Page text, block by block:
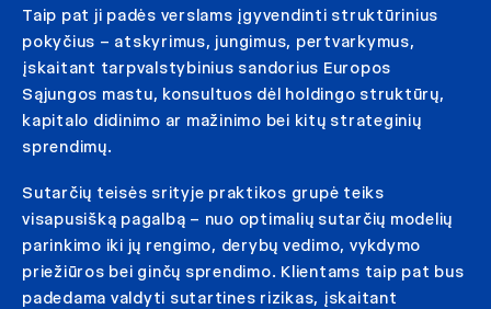
Taip pat ji padės verslams įgyvendinti struktūrinius
pokyčius – atskyrimus, jungimus, pertvarkymus,
įskaitant tarpvalstybinius sandorius Europos
Sąjungos mastu, konsultuos dėl holdingo struktūrų,
kapitalo didinimo ar mažinimo bei kitų strateginių
sprendimų.
Sutarčių teisės srityje praktikos grupė teiks
visapusišką pagalbą – nuo optimalių sutarčių modelių
parinkimo iki jų rengimo, derybų vedimo, vykdymo
priežiūros bei ginčų sprendimo. Klientams taip pat bus
padedama valdyti sutartines rizikas, įskaitant